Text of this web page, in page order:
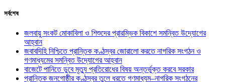
সর্বশেষ
জলবায়ু সংকট মোকাবিলা ও শিশুদের প্রারম্ভিক বিকাশে সমন্বিত উদ্যোগের
আহ্বান
জবাবদিহি নিশ্চিতে প্রান্তিক কণ্ঠস্বর জোরালো করতে নাগরিক সংগঠন ও
গণমাধ্যমের সমন্বিত উদ্যোগের আহ্বান
বাজেটে পানিতে ডুবে মৃত্যু প্রতিরোধের বিষয় অন্তর্ভুক্ত করবে সরকার
প্রান্তিক জনগোষ্ঠীর কণ্ঠস্বর তুলে ধরতে গণমাধ্যম–নাগরিক সংগঠনের